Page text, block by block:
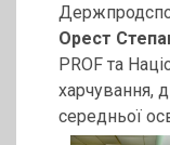
Орест
PROF та
харчування,
середньої